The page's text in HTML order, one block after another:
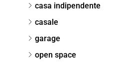
casa indipendente
casale
garage
open space